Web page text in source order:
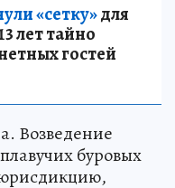
«сетку»для
лет тайно
гостей
Возведение
буровых